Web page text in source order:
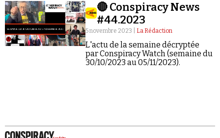
Vidéos
Émissions
Revues de presse
🔴 Conspiracy News
#44.2023
5 novembre 2023 | La Rédaction
L'actu de la semaine décryptée
par Conspiracy Watch (semaine du
30/10/2023 au 05/11/2023).